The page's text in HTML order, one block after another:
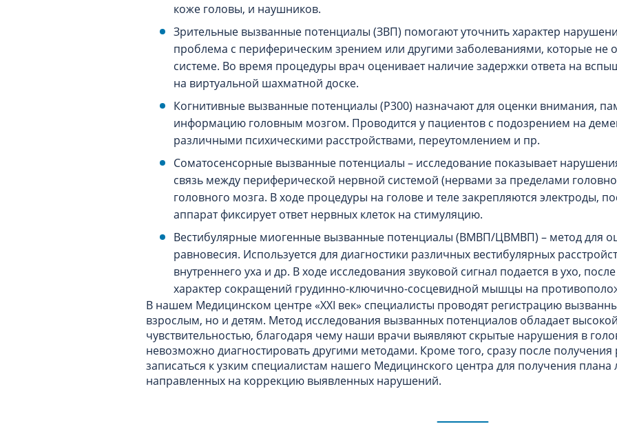
коже головы, и наушников.
Зрительные вызванные потенциалы (ЗВП) помогают уточнить характер
проблема с периферическим зрением или другими заболеваниями, которые не
системе. Во время процедуры врач оценивает наличие задержки ответа на
на виртуальной шахматной доске.
Когнитивные вызванные потенциалы (Р300) назначают для оценки внимания,
информацию головным мозгом. Проводится у пациентов с подозрением на
различными психическими расстройствами, переутомлением и пр.
Соматосенсорные вызванные потенциалы – исследование показывает нарушения
связь между периферической нервной системой (нервами за пределами
головного мозга. В ходе процедуры на голове и теле закрепляются электроды,
аппарат фиксирует ответ нервных клеток на стимуляцию.
Вестибулярные миогенные вызванные потенциалы (ВМВП/ЦВМВП) – метод для
равновесия. Используется для диагностики различных вестибулярных
внутреннего уха и др. В ходе исследования звуковой сигнал подается в ухо,
характер сокращений грудинно-ключично-сосцевидной мышцы на
В нашем Медицинском центре «XXI век» специалисты проводят регистрацию
взрослым, но и детям. Метод исследования вызванных потенциалов обладает
чувствительностью, благодаря чему наши врачи выявляют скрытые нарушения в
невозможно диагностировать другими методами. Кроме того, сразу после получения
записаться к узким специалистам нашего Медицинского центра для получения
направленных на коррекцию выявленных нарушений.